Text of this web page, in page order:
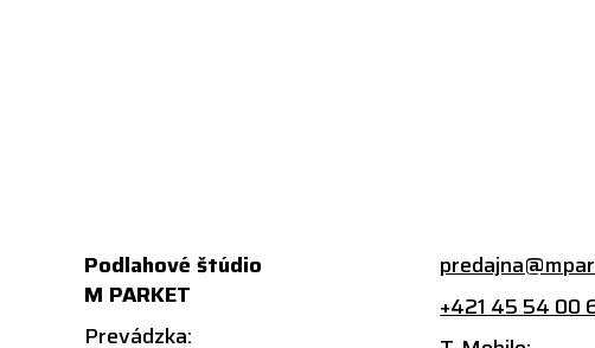
Podlahové štúdio
M PARKET
Prevádzka:
+421 45 54 00